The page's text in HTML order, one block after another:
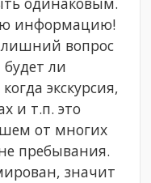
информацию!
лишний вопрос
ли
экскурсия,
и т.п. это
от многих
пребывания.
значит